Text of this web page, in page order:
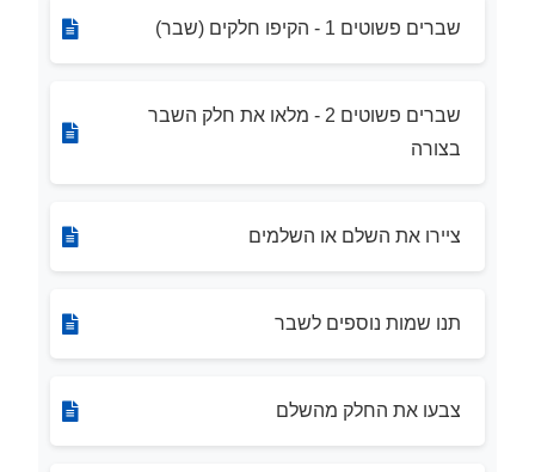
שברים פשוטים 1 - הקיפו חלקים (שבר)
שברים פשוטים 2 - מלאו את חלק השבר
בצורה
ציירו את השלם או השלמים
תנו שמות נוספים לשבר
צבעו את החלק מהשלם